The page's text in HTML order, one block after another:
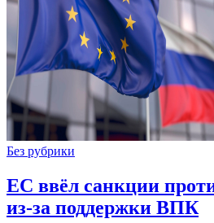
Без рубрики
ЕС ввёл санкции
из-за поддержки ВПК